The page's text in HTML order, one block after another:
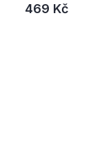
469 Kč